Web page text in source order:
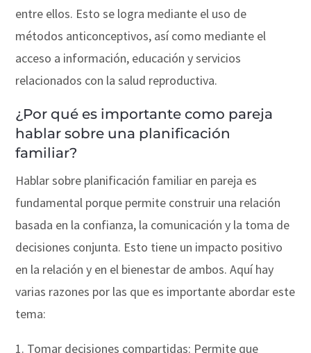
entre ellos. Esto se logra mediante el uso de
métodos anticonceptivos, así como mediante el
acceso a información, educación y servicios
relacionados con la salud reproductiva.
¿Por qué es importante como pareja
hablar sobre una planificación
familiar?
Hablar sobre planificación familiar en pareja es
fundamental porque permite construir una relación
basada en la confianza, la comunicación y la toma de
decisiones conjunta. Esto tiene un impacto positivo
en la relación y en el bienestar de ambos. Aquí hay
varias razones por las que es importante abordar este
tema:
1. Tomar decisiones compartidas: Permite que